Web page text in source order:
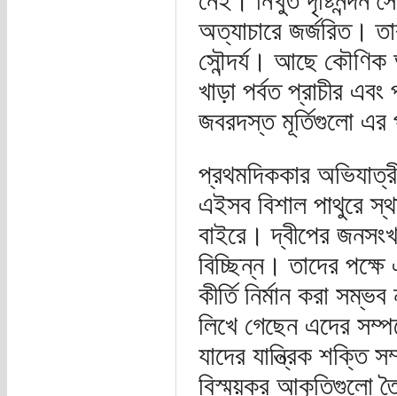
অত্যাচারে জর্জরিত।
সৌন্দর্য। আছে কৌণিক
খাড়া পর্বত প্রাচীর
জবরদস্ত মূর্তিগুলো এর
প্রথমদিককার
এইসব বিশাল পাথুরে
বাইরে। দ্বীপের
বিচ্ছিন্ন। তাদের
কীর্তি নির্মান করা
লিখে গেছেন এদের
যাদের যান্ত্রিক শক্তি
বিস্ময়কর আকৃতিগুলো